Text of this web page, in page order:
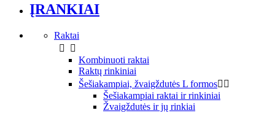
ĮRANKIAI
Raktai


Kombinuoti raktai
Raktų rinkiniai
Šešiakampiai, žvaigždutės L formos 
Šešiakampiai raktai ir rinkiniai
Žvaigždutės ir jų rinkiai